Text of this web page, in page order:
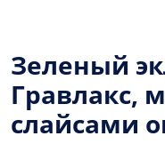
Зеленый
Гравлакс,
слайсами